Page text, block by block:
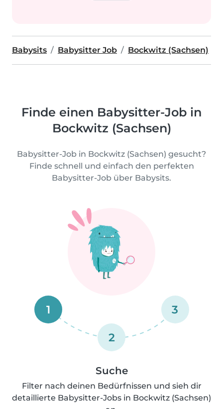
Babysits Babysitter Job Bockwitz (Sachsen)
Finde einen Babysitter-Job in
Bockwitz (Sachsen)
Babysitter-Job in Bockwitz (Sachsen) gesucht?
Finde schnell und einfach den perfekten
Babysitter-Job über Babysits.
1
2
3
Suche
Filter nach deinen Bedürfnissen und sieh dir
detaillierte Babysitter-Jobs in Bockwitz (Sachsen)